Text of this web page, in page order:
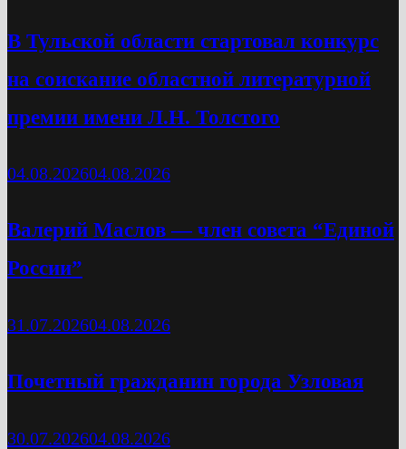
В Тульской области стартовал конкурс
на соискание областной литературной
премии имени Л.Н. Толстого
04.08.202604.08.2026
Валерий Маслов — член совета “Единой
России”
31.07.202604.08.2026
Почетный гражданин города Узловая
30.07.202604.08.2026